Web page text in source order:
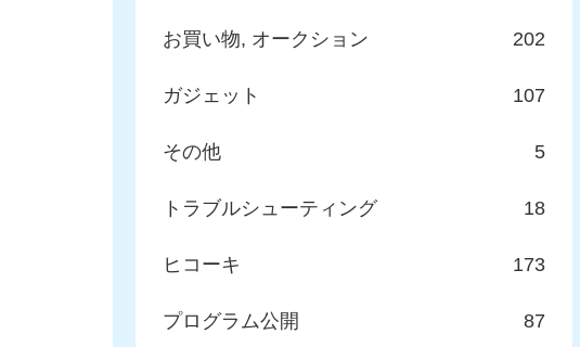
お買い物, オークション 202
ガジェット 107
その他 5
トラブルシューティング 18
ヒコーキ 173
プログラム公開 87